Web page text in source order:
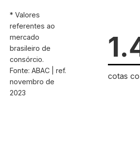
* Valores
referentes ao
mercado
brasileiro de
consórcio.
Fonte: ABAC | ref.
novembro de
2023
cotas